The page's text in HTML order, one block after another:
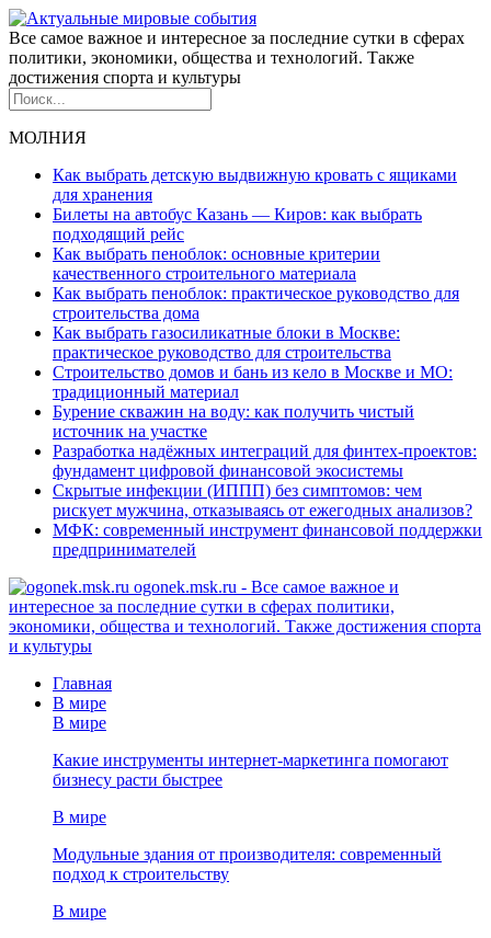
Все самое важное и интересное за последние сутки в сферах
политики, экономики, общества и технологий. Также
достижения спорта и культуры
МОЛНИЯ
Как выбрать детскую выдвижную кровать с ящиками
для хранения
Билеты на автобус Казань — Киров: как выбрать
подходящий рейс
Как выбрать пеноблок: основные критерии
качественного строительного материала
Как выбрать пеноблок: практическое руководство для
строительства дома
Как выбрать газосиликатные блоки в Москве:
практическое руководство для строительства
Строительство домов и бань из кело в Москве и МО:
традиционный материал
Бурение скважин на воду: как получить чистый
источник на участке
Разработка надёжных интеграций для финтех-проектов:
фундамент цифровой финансовой экосистемы
Скрытые инфекции (ИППП) без симптомов: чем
рискует мужчина, отказываясь от ежегодных анализов?
МФК: современный инструмент финансовой поддержки
предпринимателей
ogonek.msk.ru - Все самое важное и
интересное за последние сутки в сферах политики,
экономики, общества и технологий. Также достижения спорта
и культуры
Главная
В мире
В мире
Какие инструменты интернет-маркетинга помогают
бизнесу расти быстрее
В мире
Модульные здания от производителя: современный
подход к строительству
В мире